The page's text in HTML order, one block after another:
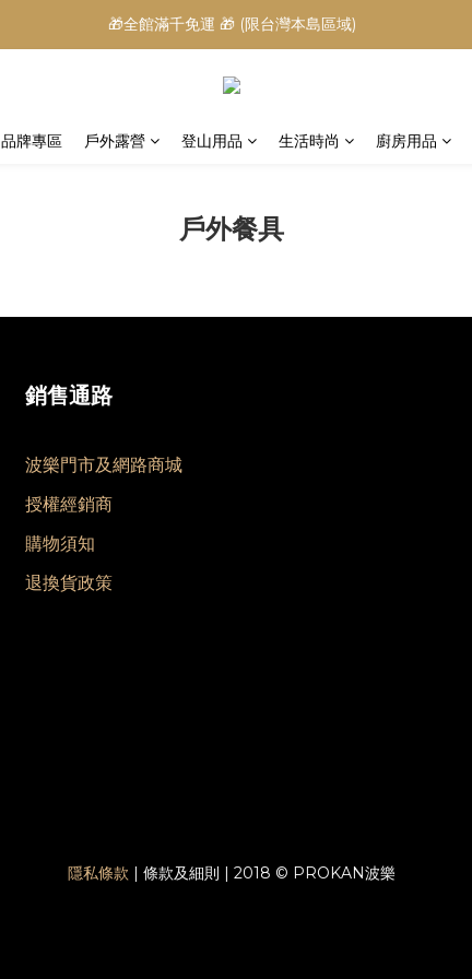
🎁全館滿千免運 🎁 (限台灣本島區域)
品牌專區 戶外露營 登山用品 生活時尚 廚房用品
戶外餐具
銷售通路
波樂門市及網路商城
授權經銷商
購物須知
退換貨政策
隱私條款 | 條款及細則 | 2018 © PROKAN波樂